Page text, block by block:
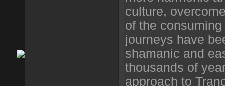
culture,
of the
journeys have
shamanic and
thousands of
approach to